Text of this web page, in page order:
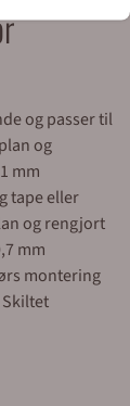
og passer til
og
mm
tape eller
og rengjort
mm
montering